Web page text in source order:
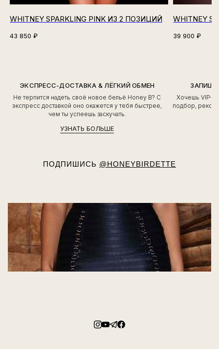
WHITNEY SPARKLING PINK ИЗ 2 ПОЗИЦИЙ
43 850 ₽
WHITNEY
39 900 ₽
ЭКСПРЕСС-ДОСТАВКА & ЛЁГКИЙ ОБМЕН
Не терпится надеть своё новое бельё Honey B? С
экспресс доставкой оно окажется у тебя быстрее,
чем ты успеешь заскучать.
УЗНАТЬ БОЛЬШЕ
Хочешь VIP-
подбор,
ПОДПИШИСЬ @HONEYBIRDETTE